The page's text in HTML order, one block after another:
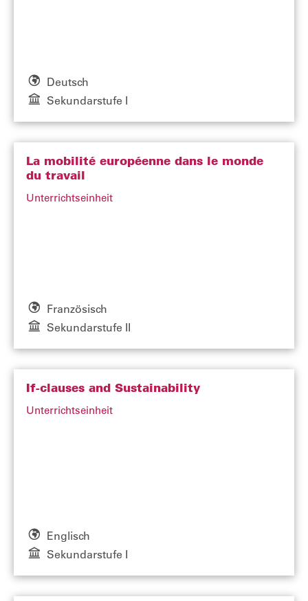
Deutsch
Sekundarstufe I
La mobilité européenne dans le monde
du travail
Unterrichtseinheit
Französisch
Sekundarstufe II
If-clauses and Sustainability
Unterrichtseinheit
Englisch
Sekundarstufe I